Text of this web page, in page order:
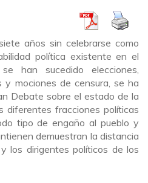
años sin celebrarse como
política existente en el
han sucedido elecciones,
y mociones de censura, se ha
Debate sobre el estado de la
diferentes fracciones políticas
tipo de engaño al pueblo y
demuestran la distancia
los dirigentes políticos de los